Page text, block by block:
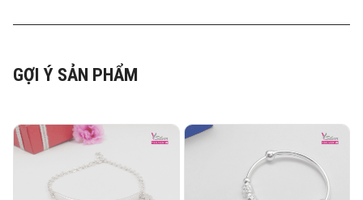
GỢI Ý SẢN PHẨM